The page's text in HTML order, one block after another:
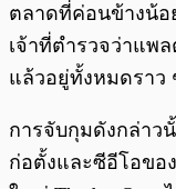
ตลาดที่ค่อนข้างน้อ
เจ้าที่ตำรวจว่าแพ
แล้วอยู่ทั้งหมดราว
การจับกุมดังกล่าว
ก่อตั้งและซีอีโอขอ